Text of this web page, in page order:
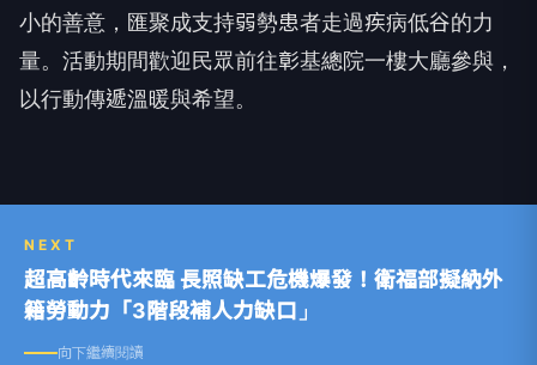
小的善意，匯聚成支持弱勢患者走過疾病低谷的力
量。活動期間歡迎民眾前往彰基總院一樓大廳參與，
以行動傳遞溫暖與希望。
NEXT
超高齡時代來臨 長照缺工危機爆發！衛福部擬納外
籍勞動力「3階段補人力缺口」
向下繼續閱讀